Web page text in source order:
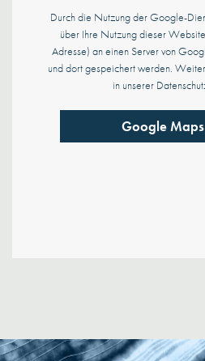
Durch die Nutzung der Google-
über Ihre Nutzung dieser
Adresse) an einen Server von
und dort gespeichert werden.
in unserer
Google